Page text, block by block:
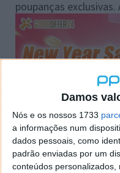
Damos
Nós e os nossos 1733
a informações num
dados pessoais, como
padrão enviadas por um
conteúdos
poupanças exclusivas.